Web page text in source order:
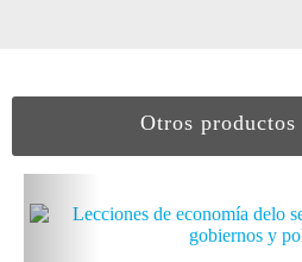
Otros productos